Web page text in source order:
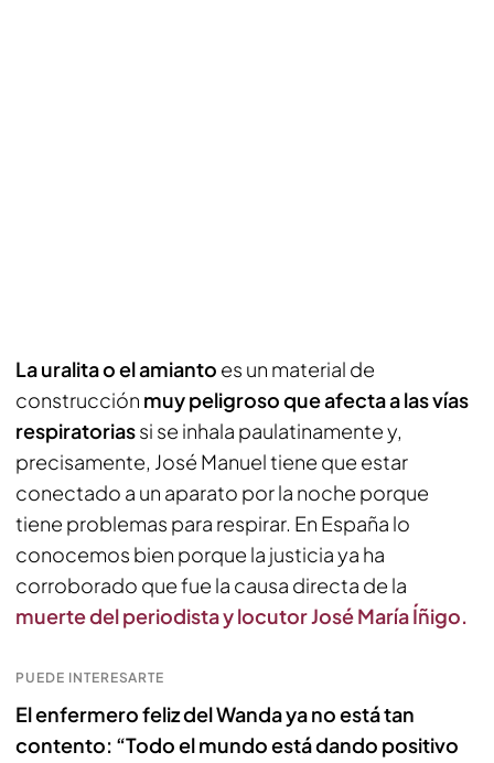
La uralita o el amianto es un material de
construcción muy peligroso que afecta a las vías
respiratoriassi se inhala paulatinamente y,
precisamente, José Manuel tiene que estar
conectado a un aparato por la noche porque
tiene problemas para respirar. En España lo
conocemos bien porque la justicia ya ha
corroborado que fue la causa directa de la
muerte del periodista y locutor José María Íñigo.
PUEDE INTERESARTE
El enfermero feliz del Wanda ya no está tan
contento: “Todo el mundo está dando positivo